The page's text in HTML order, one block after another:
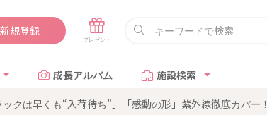
規登録
成長アルバム 施設検索
クは早くも“入荷待ち”」「感動の形」紫外線徹底カバー！